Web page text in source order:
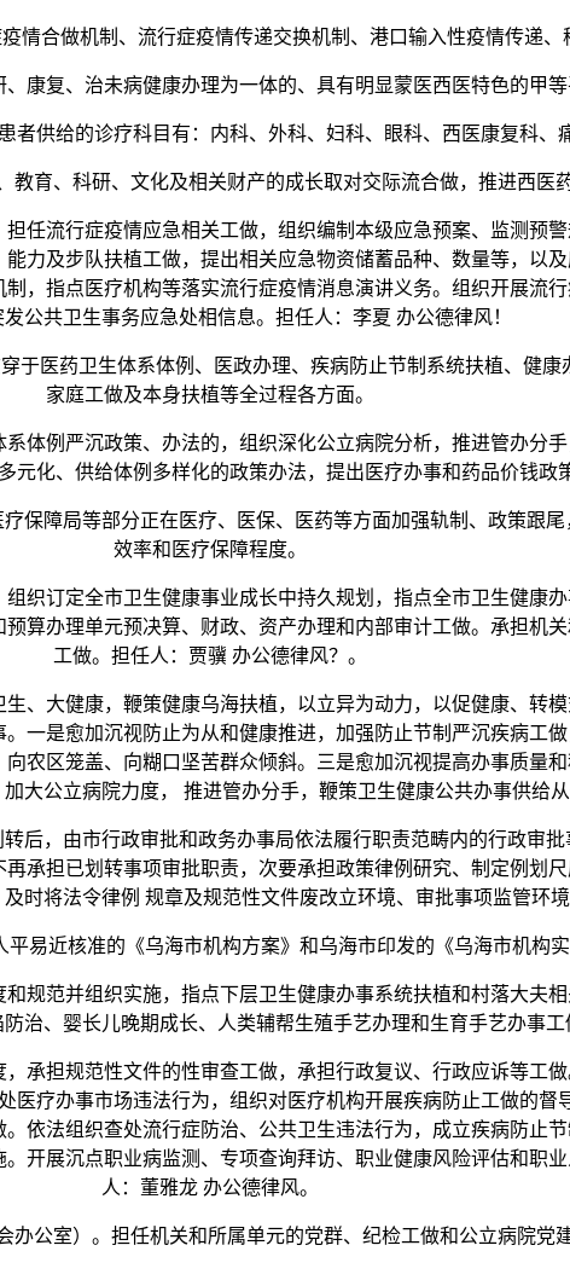
合做机制、流行症疫情传递交换机制、港口输入性疫情传递、
复、治未病健康办理为一体的、具有明显蒙医西医特色的甲等
供给的诊疗科目有：内科、外科、妇科、眼科、西医康复科、
、科研、文化及相关财产的成长取对交际流合做，推进西医药
流行症疫情应急相关工做，组织编制本级应急预案、监测预
力及步队扶植工做，提出相关应急物资储蓄品种、数量等，以
，指点医疗机构等落实流行症疫情消息演讲义务。组织开展流
公共卫生事务应急处相信息。担任人：李夏 办公德律风！
医药卫生体系体例、医政办理、疾病防止节制系统扶植、健康
家庭工做及本身扶植等全过程各方面。
例严沉政策、办法的，组织深化公立病院分析，推进管办分
元化、供给体例多样化的政策办法，提出医疗办事和药品价钱政
障局等部分正在医疗、医保、医药等方面加强轨制、政策跟尾
效率和医疗保障程度。
订定全市卫生健康事业成长中持久规划，指点全市卫生健康
算办理单元预决算、财政、资产办理和内部审计工做。承担机
工做。担任人：贾骥 办公德律风？。
大健康，鞭策健康乌海扶植，以立异为动力，以促健康、转
一是愈加沉视防止为从和健康推进，加强防止节制严沉疾病工
农区笼盖、向糊口坚苦群众倾斜。三是愈加沉视提高办事质量
大公立病院力度， 推进管办分手，鞭策卫生健康公共办事供给
，由市行政审批和政务办事局依法履行职责范畴内的行政审
承担已划转事项审批职责，次要承担政策律例研究、制定例划
时将法令律例 规章及规范性文件废改立环境、审批事项监管环
近核准的《乌海市机构方案》和乌海市印发的《乌海市机构实
范并组织实施，指点下层卫生健康办事系统扶植和村落大夫
治、婴长儿晚期成长、人类辅帮生殖手艺办理和生育手艺办事工
担规范性文件的性审查工做，承担行政复议、行政应诉等工
疗办事市场违法行为，组织对医疗机构开展疾病防止工做的
依法组织查处流行症防治、公共卫生违法行为，成立疾病防止
开展沉点职业病监测、专项查询拜访、职业健康风险评估和职
人：董雅龙 办公德律风。
室）。担任机关和所属单元的党群、纪检工做和公立病院党